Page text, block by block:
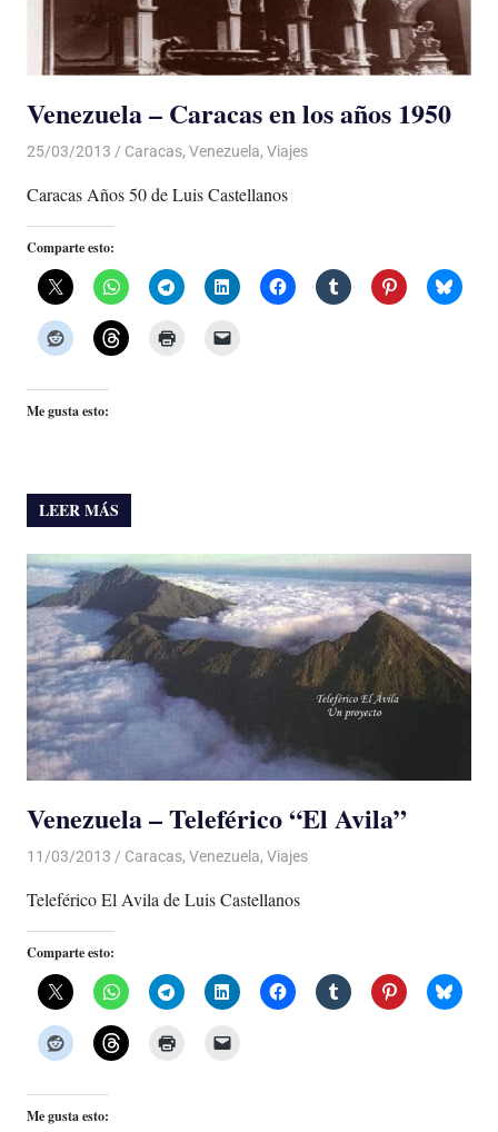
Venezuela – Caracas en los años 1950
25/03/2013 Luis Castellanos
Caracas, Venezuela, Viajes
Caracas Años 50 de Luis Castellanos
Comparte esto:
Me gusta esto:
LEER MÁS
Venezuela – Teleférico “El Avila”
11/03/2013 Luis Castellanos
Caracas, Venezuela, Viajes
Teleférico El Avila de Luis Castellanos
Comparte esto:
Me gusta esto: